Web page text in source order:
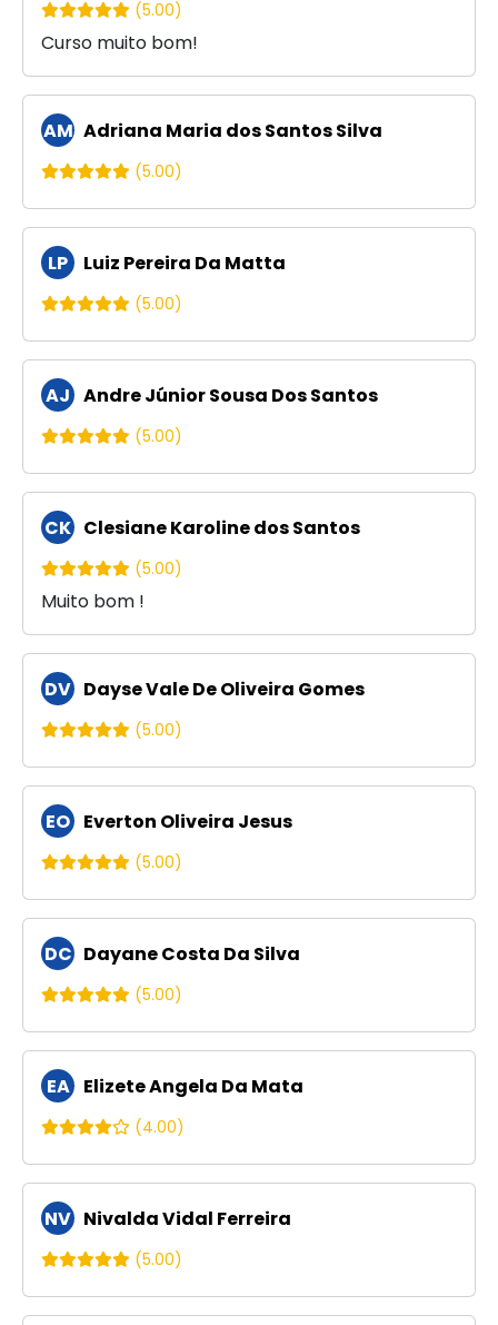
(5.00)
Curso muito bom!
AM Adriana Maria dos Santos Silva
(5.00)
LP Luiz Pereira Da Matta
(5.00)
AJ Andre Júnior Sousa Dos Santos
(5.00)
CK Clesiane Karoline dos Santos
(5.00)
Muito bom !
DV Dayse Vale De Oliveira Gomes
(5.00)
EO Everton Oliveira Jesus
(5.00)
DC Dayane Costa Da Silva
(5.00)
EA Elizete Angela Da Mata
(4.00)
NV Nivalda Vidal Ferreira
(5.00)